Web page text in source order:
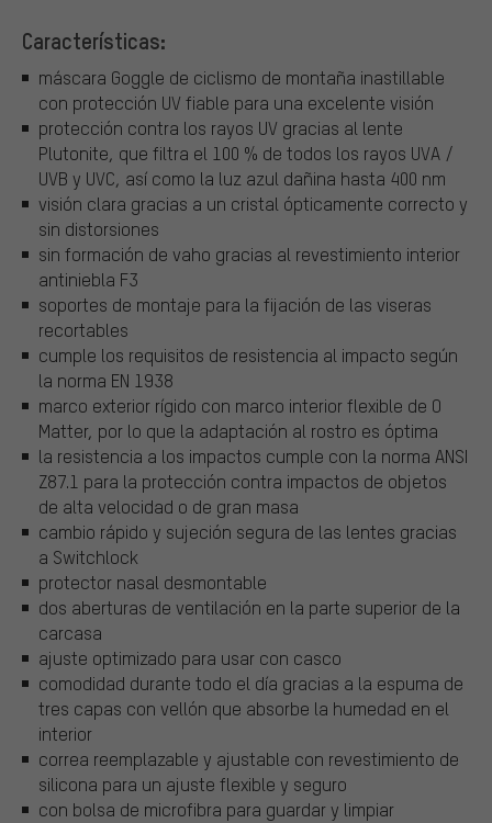
Características:
máscara Goggle de ciclismo de montaña inastillable
con protección UV fiable para una excelente visión
protección contra los rayos UV gracias al lente
Plutonite, que filtra el 100 % de todos los rayos UVA /
UVB y UVC, así como la luz azul dañina hasta 400 nm
visión clara gracias a un cristal ópticamente correcto y
sin distorsiones
sin formación de vaho gracias al revestimiento interior
antiniebla F3
soportes de montaje para la fijación de las viseras
recortables
cumple los requisitos de resistencia al impacto según
la norma EN 1938
marco exterior rígido con marco interior flexible de O
Matter, por lo que la adaptación al rostro es óptima
la resistencia a los impactos cumple con la norma ANSI
Z87.1 para la protección contra impactos de objetos
de alta velocidad o de gran masa
cambio rápido y sujeción segura de las lentes gracias
a Switchlock
protector nasal desmontable
dos aberturas de ventilación en la parte superior de la
carcasa
ajuste optimizado para usar con casco
comodidad durante todo el día gracias a la espuma de
tres capas con vellón que absorbe la humedad en el
interior
correa reemplazable y ajustable con revestimiento de
silicona para un ajuste flexible y seguro
con bolsa de microfibra para guardar y limpiar